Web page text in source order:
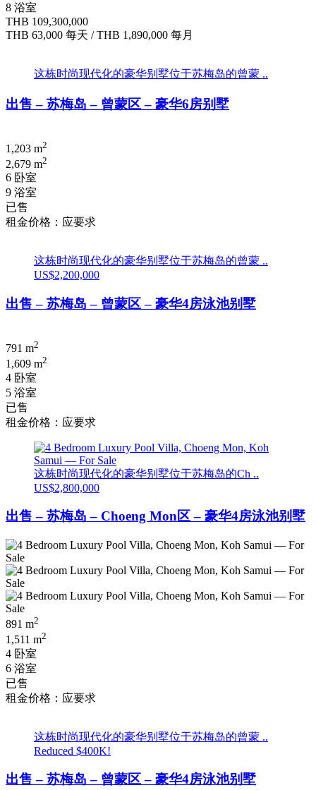
8 浴室
THB 109,300,000
THB 63,000 每天 /THB 1,890,000 每月
这栋时尚现代化的豪华别墅位于苏梅岛的曾蒙 ..
出售 – 苏梅岛 – 曾蒙区 – 豪华6房别墅
1,203 m2
2,679 m2
6 卧室
9 浴室
已售
租金价格：应要求
这栋时尚现代化的豪华别墅位于苏梅岛的曾蒙 ..
US$2,200,000
出售 – 苏梅岛 – 曾蒙区 – 豪华4房泳池别墅
791 m2
1,609 m2
4 卧室
5 浴室
已售
租金价格：应要求
这栋时尚现代化的豪华别墅位于苏梅岛的Ch ..
US$2,800,000
出售 – 苏梅岛 – Choeng Mon区 – 豪华4房泳池别墅
891 m2
1,511 m2
4 卧室
6 浴室
已售
租金价格：应要求
这栋时尚现代化的豪华别墅位于苏梅岛的曾蒙 ..
Reduced $400K!
出售 – 苏梅岛 – 曾蒙区 – 豪华4房泳池别墅